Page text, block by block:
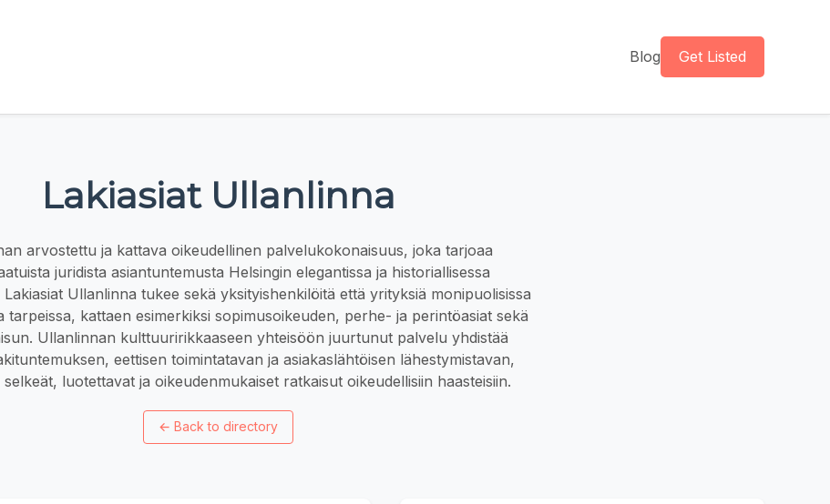
Blog Get Listed
Lakiasiat Ullanlinna
arvostettu ja kattava oikeudellinen palvelukokonaisuus, joka tarjoaa
juridista asiantuntemusta Helsingin elegantissa ja historiallisessa
Ullanlinna tukee sekä yksityishenkilöitä että yrityksiä monipuolisissa
tarpeissa, kattaen esimerkiksi sopimusoikeuden, perhe- ja perintöasiat sekä
Ullanlinnan kulttuuririkkaaseen yhteisöön juurtunut palvelu yhdistää
eettisen toimintatavan ja asiakaslähtöisen lähestymistavan,
luotettavat ja oikeudenmukaiset ratkaisut oikeudellisiin haasteisiin.
← Back to directory